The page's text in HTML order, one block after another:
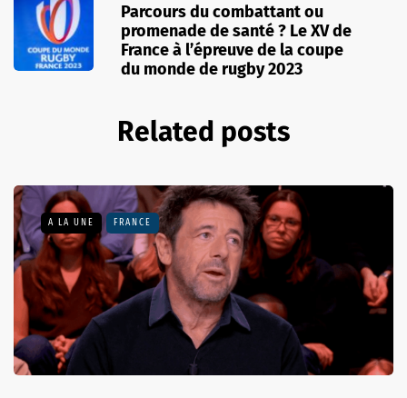
Parcours du combattant ou
promenade de santé ? Le XV de
France à l’épreuve de la coupe
du monde de rugby 2023
Related posts
A LA UNE FRANCE